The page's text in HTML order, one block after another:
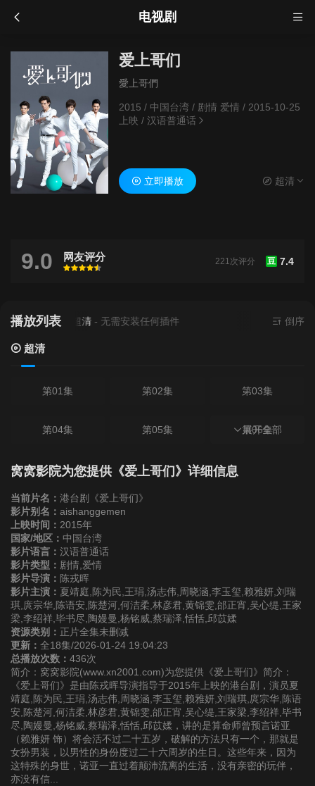
电视剧
爱上哥们
愛上哥們
2015 / 中国台湾 / 剧情 爱情/ 2015-10-25
上映 / 汉语普通话
立即播放 超清
9.0 网友评分
很差
较差还行推荐力荐
豆 7.4
221次评分
播放列表
当前资源来源 超清- 无需安装任何插件 倒序
超清
第01集 第02集 第03集
第04集 第05集 第06集
第07集 第08集
第10集
第13集
第16集 第17集 第18集
展开全部
窝窝影院为您提供《爱上哥们》详细信息
当前片名： 港台剧《爱上哥们》
影片别名： aishanggemen
上映时间： 2015年
国家/地区： 中国台湾
影片语言： 汉语普通话
影片类型： 剧情,爱情
影片导演： 陈戎晖
影片主演： 夏靖庭,陈为民,王琄,汤志伟,周晓涵,李玉玺,赖雅妍,刘瑞
琪,庹宗华,陈语安,陈楚河,何洁柔,林彦君,黄锦雯,邰正宵,吴心缇,王家
梁,李绍祥,毕书尽,陶嫚曼,杨铭威,蔡瑞泽,恬恬,邱苡媃
资源类别： 正片全集未删减
更新： 全18集/2026-01-24 19:04:23
总播放次数： 436次
简介：窝窝影院(www.xn2001.com)为您提供《爱上哥们》简介：
《爱上哥们》是由陈戎晖导演指导于2015年上映的港台剧，演员夏
靖庭,陈为民,王琄,汤志伟,周晓涵,李玉玺,赖雅妍,刘瑞琪,庹宗华,陈语
安,陈楚河,何洁柔,林彦君,黄锦雯,邰正宵,吴心缇,王家梁,李绍祥,毕书
尽,陶嫚曼,杨铭威,蔡瑞泽,恬恬,邱苡媃，讲的是算命师曾预言诺亚
（赖雅妍 饰）将会活不过二十五岁，破解的方法只有一个，那就是
女扮男装，以男性的身份度过二十六周岁的生日。这些年来，因为
这特殊的身世，诺亚一直过着颠沛流离的生活，没有亲密的玩伴，
亦没有信...